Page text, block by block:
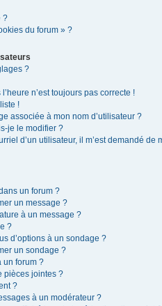
?
du forum » ?
?
n’est toujours pas correcte !
!
associée à mon nom d’utilisateur ?
je le modifier ?
d’un utilisateur, il m’est demandé de
un forum ?
un message ?
à un message ?
?
d’options à un sondage ?
un sondage ?
un forum ?
pièces jointes ?
?
à un modérateur ?